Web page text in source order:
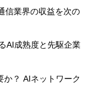
信業界の収益を次の
AI成熟度と先駆企業
か？ AIネットワーク